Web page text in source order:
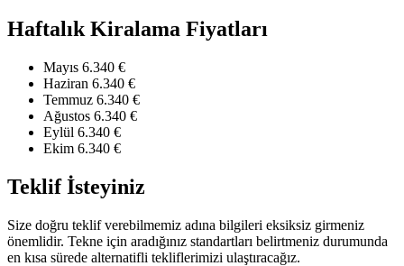
Haftalık Kiralama Fiyatları
Mayıs 6.340 €
Haziran 6.340 €
Temmuz 6.340 €
Ağustos 6.340 €
Eylül 6.340 €
Ekim 6.340 €
Teklif İsteyiniz
Size doğru teklif verebilmemiz adına bilgileri eksiksiz girmeniz
önemlidir. Tekne için aradığınız standartları belirtmeniz durumunda
en kısa sürede alternatifli tekliflerimizi ulaştıracağız.